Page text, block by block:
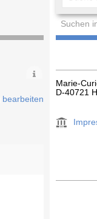
Suchen
bearbeiten
Marie-
D-40721